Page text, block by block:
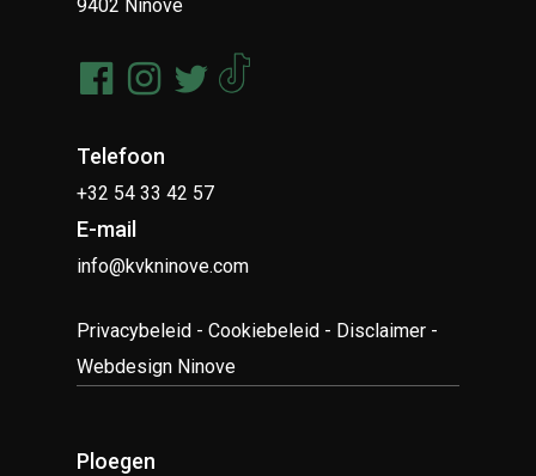
9402 Ninove
Telefoon
+32 54 33 42 57
E-mail
info@kvkninove.com
Privacybeleid -Cookiebeleid - Disclaimer -
Webdesign Ninove
Ploegen